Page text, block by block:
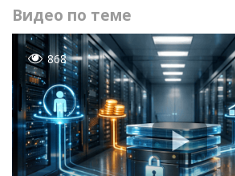
Видео по теме
868